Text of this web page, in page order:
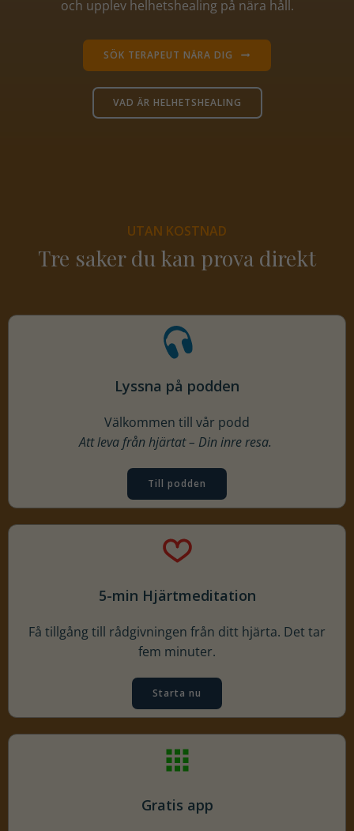
och upplev helhetshealing på nära håll.
SÖK TERAPEUT NÄRA DIG
VAD ÄR HELHETSHEALING
UTAN KOSTNAD
Tre saker du kan prova direkt
Lyssna på podden
Välkommen till vår podd
Att leva från hjärtat – Din inre resa.
Till podden
5-min Hjärtmeditation
Få tillgång till rådgivningen från ditt hjärta. Det tar
fem minuter.
Starta nu
Gratis app